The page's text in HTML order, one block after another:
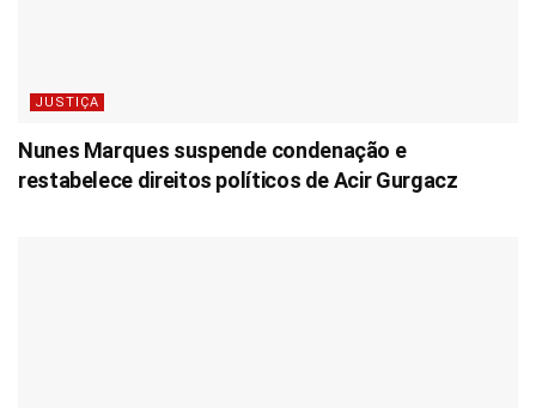
JUSTIÇA
Nunes Marques suspende condenação e
restabelece direitos políticos de Acir Gurgacz